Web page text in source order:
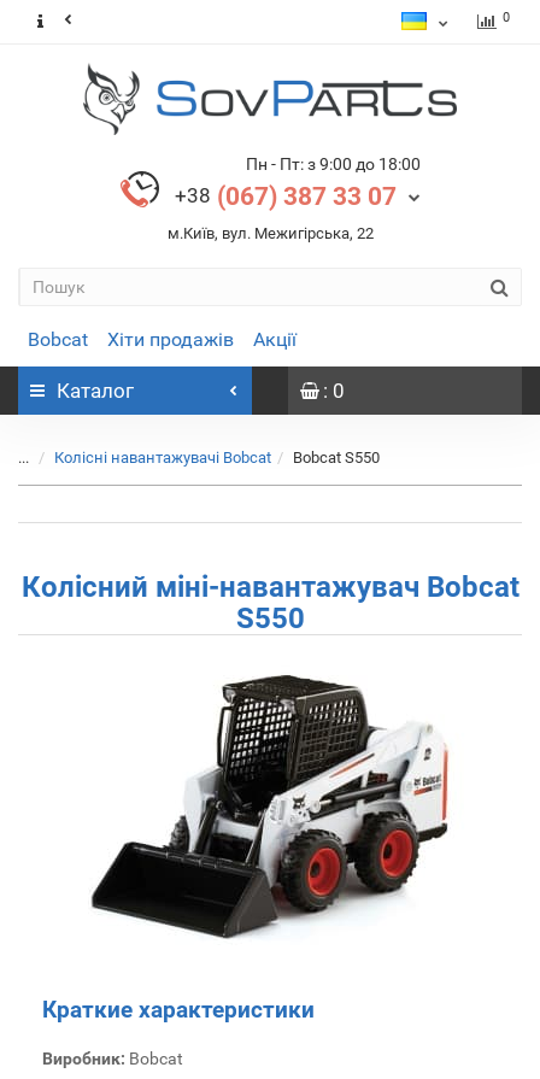
0
Пн - Пт: з 9:00 до 18:00
+38 (067) 387 33 07
м.Київ, вул. Межигірська, 22
Bobcat Хіти продажів Акції
Каталог : 0
... Колісні навантажувачі Bobcat Bobcat S550
Колісний міні-навантажувач Bobcat
S550
Краткие характеристики
Виробник: Bobcat